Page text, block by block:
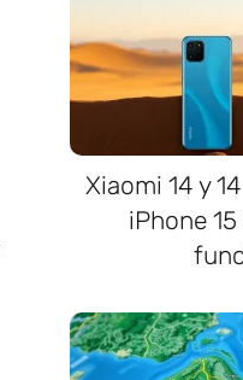
Xiaomi 14 y
iPhone